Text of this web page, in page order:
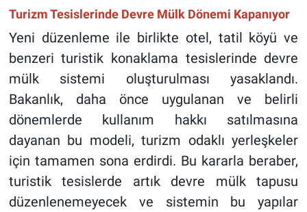
Turizm Tesislerinde Devre Mülk Dönemi Kapanıyor
Yeni düzenleme ile birlikte otel, tatil köyü ve
benzeri turistik konaklama tesislerinde devre
mülk sistemi oluşturulması yasaklandı.
Bakanlık, daha önce uygulanan ve belirli
dönemlerde kullanım hakkı satılmasına
dayanan bu modeli, turizm odaklı yerleşkeler
için tamamen sona erdirdi. Bu kararla beraber,
turistik tesislerde artık devre mülk tapusu
düzenlenemeyecek ve sistemin bu yapılar